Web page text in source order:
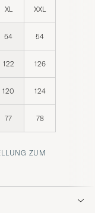
XL XXL
54 54
122 126
120 124
77 78
ZUM R